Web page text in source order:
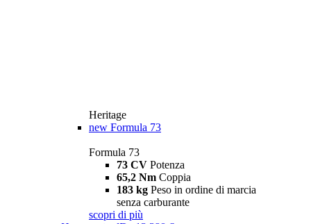
Heritage
new Formula 73
Formula 73
73 CV Potenza
65,2 Nm Coppia
183 kg Peso in ordine di marcia
senza carburante
scopri di più